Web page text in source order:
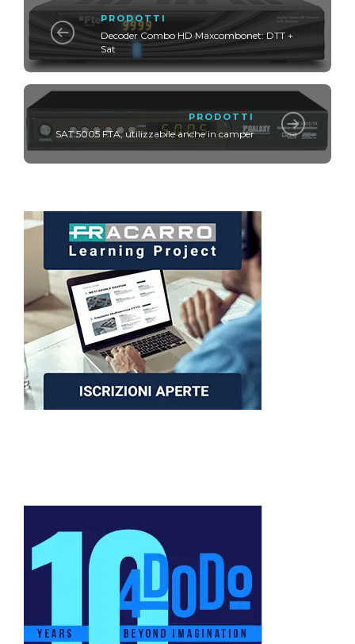
PRODOTTI
Decoder Combo HD Maxcombonet: DTT +
Sat
PRODOTTI
SAT 5005 FTA, utilizzabile anche in camper